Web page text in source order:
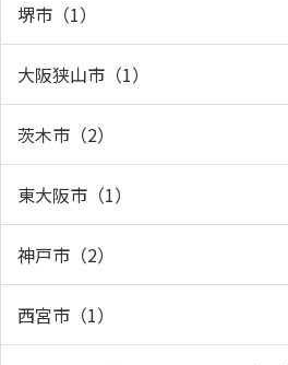
堺市（1）
大阪狭山市（1）
茨木市（2）
東大阪市（1）
神戸市（2）
西宮市（1）